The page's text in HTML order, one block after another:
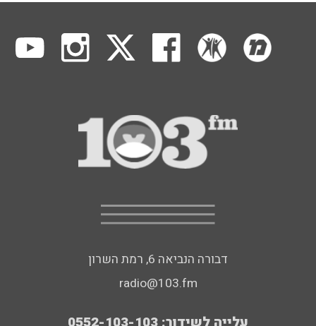
דבורה הנביאה 6, רמת השרון
radio@103.fm